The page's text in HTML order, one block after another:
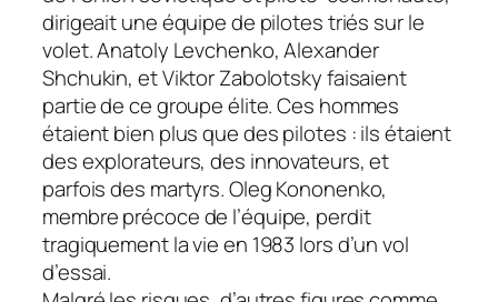
dirigeait une équipe de pilotes triés sur le
volet. Anatoly Levchenko, Alexander
Shchukin, et Viktor Zabolotsky faisaient
partie de ce groupe élite. Ces hommes
étaient bien plus que des pilotes : ils étaient
des explorateurs, des innovateurs, et
parfois des martyrs. Oleg Kononenko,
membre précoce de l’équipe, perdit
tragiquement la vie en 1983 lors d’un vol
d’essai.